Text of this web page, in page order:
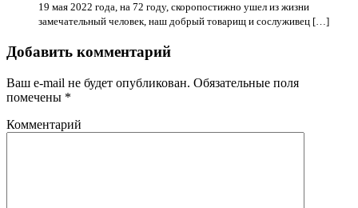
19 мая 2022 года, на 72 году, скоропостижно ушел из жизни
замечательный человек, наш добрый товарищ и сослуживец […]
Добавить комментарий
Ваш e-mail не будет опубликован. Обязательные поля
помечены *
Комментарий